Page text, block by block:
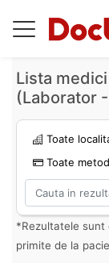
Lista
(Laborator
Toate
Toate
*Rezultatele sunt
primite de la